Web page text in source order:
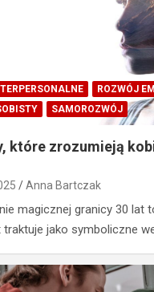
ROZWÓJ
SAMOROZWÓJ
które zrozumieją
Anna Bartczak
magicznej granicy 30 lat
traktuje jako symboliczne